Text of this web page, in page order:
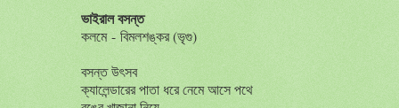
ভাইরাল বসন্ত
কলমে- বিমলশঙ্কর (ভৃগু)
বসন্ত উৎসব
ক্যালেন্ডারের পাতা ধরে নেমে আসে পথে